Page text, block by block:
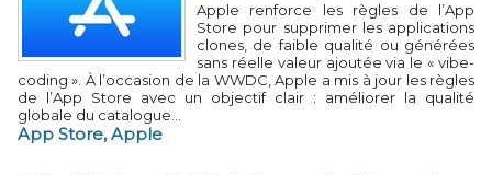
Apple renforce les règles de l’App
Store pour supprimer les applications
clones, de faible qualité ou générées
sans réelle valeur ajoutée via le « vibe-
coding ». À l’occasion de la WWDC, Apple a mis à jour les règles
de l’App Store avec un objectif clair : améliorer la qualité
globale du catalogue...
App Store,Apple